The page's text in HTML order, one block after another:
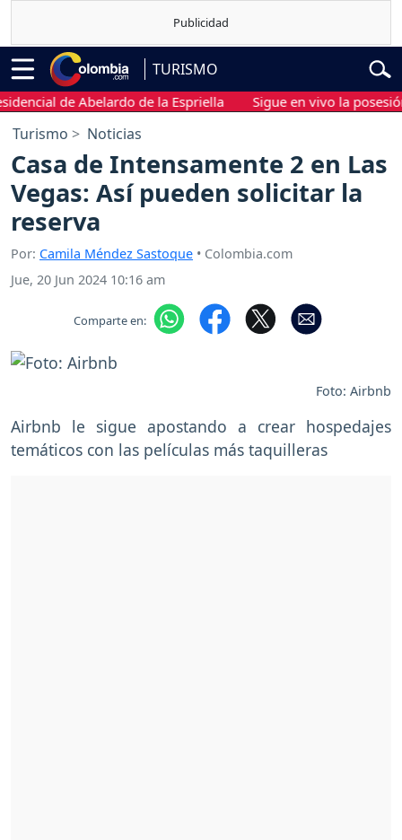
TURISMO
de Abelardo de la Espriella Sigue en vivo la posesión
Turismo Noticias
Casa de Intensamente 2 en Las
Vegas: Así pueden solicitar la
reserva
Por: Camila Méndez Sastoque • Colombia.com
Jue, 20 Jun 2024 10:16 am
Comparte en:
Foto: Airbnb
Airbnb le sigue apostando a crear hospedajes
temáticos con las películas más taquilleras